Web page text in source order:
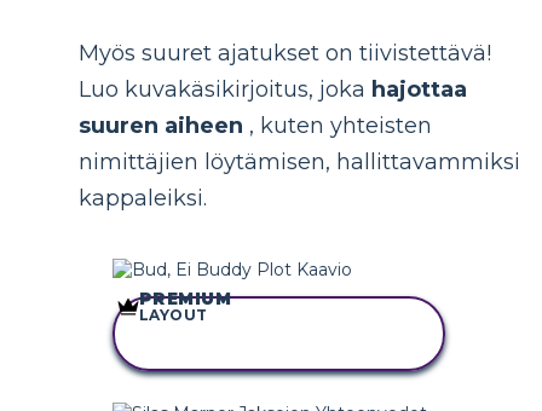
Myös suuret ajatukset on tiivistettävä!
Luo kuvakäsikirjoitus, joka hajottaa
suuren aiheen , kuten yhteisten
nimittäjien löytämisen, hallittavammiksi
kappaleiksi.
KOPIOI TÄMÄ
PREMIUM
LAYOUT